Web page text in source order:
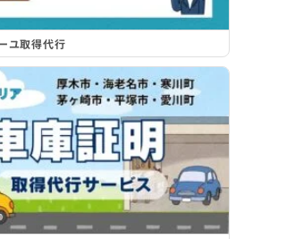
ユ取得代行